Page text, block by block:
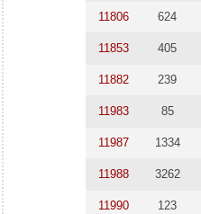
11806 624
11853 405
11882 239
11983 85
11987 1334
11988 3262
11990 123